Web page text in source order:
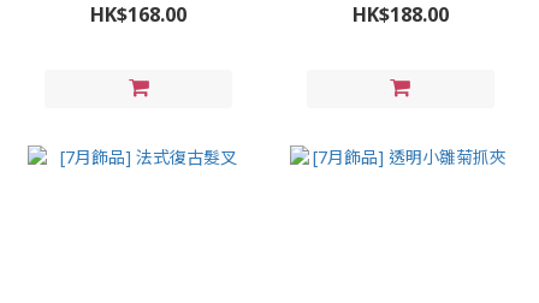
HK$168.00 HK$188.00